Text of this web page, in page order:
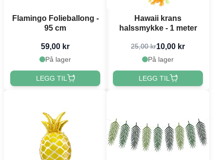
Flamingo Folieballong -
95 cm
59,00 kr
På lager
LEGG TIL
Hawaii krans
halssmykke - 1 meter
25,00 kr10,00 kr
På lager
LEGG TIL